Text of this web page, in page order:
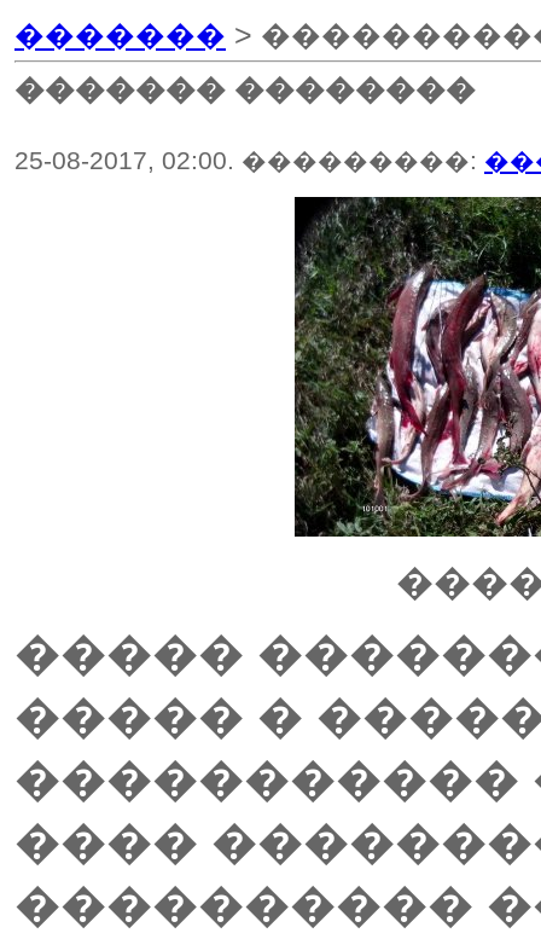
������� >
������� ��������
25-08-2017, 02:00. ���������:
�����
����� �
�����������
����
����������